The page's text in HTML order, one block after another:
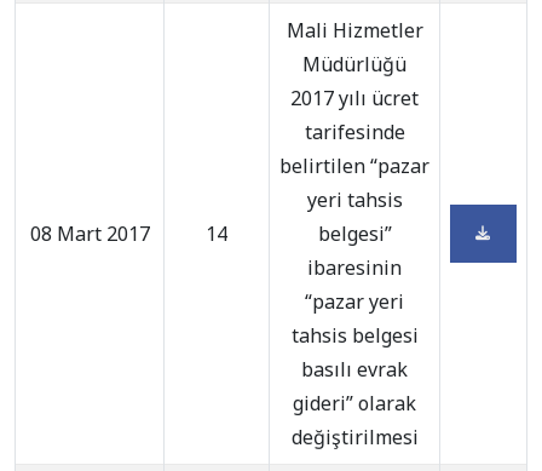
08 Mart 2017 14
Mali Hizmetler
Müdürlüğü
2017 yılı ücret
tarifesinde
belirtilen “pazar
yeri tahsis
belgesi”
ibaresinin
“pazar yeri
tahsis belgesi
basılı evrak
gideri” olarak
değiştirilmesi